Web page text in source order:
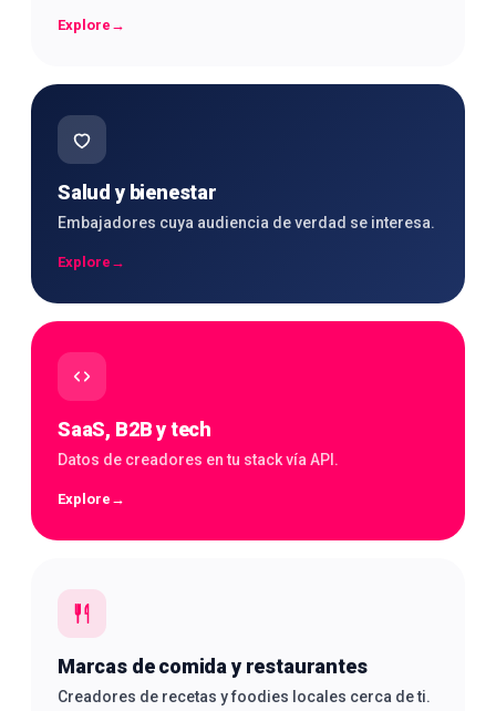
Explore →
Salud y bienestar
Embajadores cuya audiencia de verdad se interesa.
Explore →
SaaS, B2B y tech
Datos de creadores en tu stack vía API.
Explore →
Marcas de comida y restaurantes
Creadores de recetas y foodies locales cerca de ti.